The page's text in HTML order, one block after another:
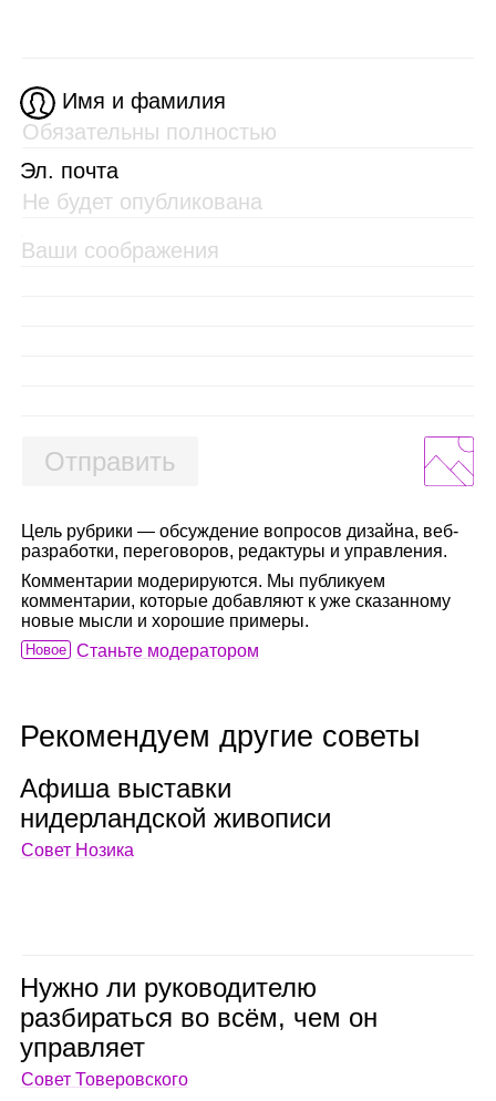
Имя и фамилия
Эл. почта
Отправить
Цель рубрики — обсуждение вопросов дизайна, веб-
разработки, переговоров, редактуры и управления.
Комментарии модерируются. Мы публикуем
комментарии, которые добавляют к уже сказанному
новые мысли и хорошие примеры.
Новое Станьте модератором
Рекомендуем другие советы
Афиша выставки
нидер­ланд­ской живо­писи
Совет Нозика
Нужно ли руко­во­ди­телю
раз­би­раться во всём, чем он
управ­ляет
Совет Товеровского